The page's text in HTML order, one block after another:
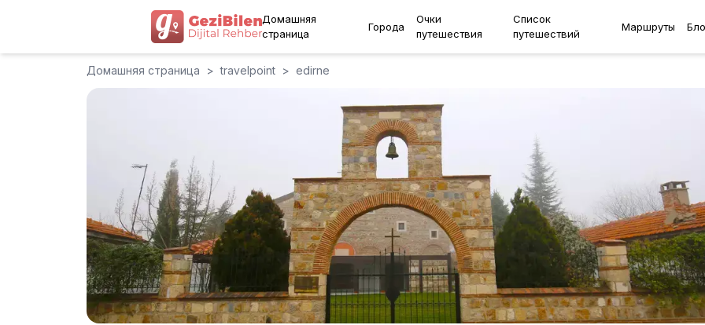
Домашняя
страница
Города
Очки
путешествия
Список
путешествий
Маршруты
Домашняя страница > travelpoint > edirne